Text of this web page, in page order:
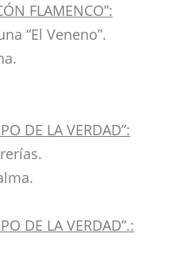
FLAMENCO”:
“El Veneno”.
DE LA VERDAD”:
DE LA VERDAD”.: